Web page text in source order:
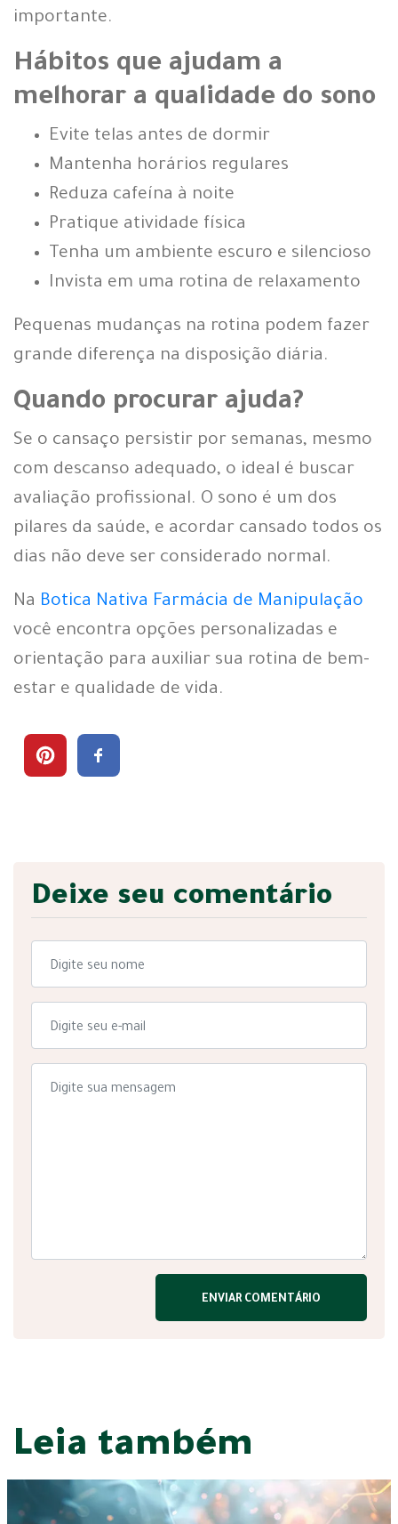
importante.
Hábitos que ajudam a
melhorar a qualidade do sono
Evite telas antes de dormir
Mantenha horários regulares
Reduza cafeína à noite
Pratique atividade física
Tenha um ambiente escuro e silencioso
Invista em uma rotina de relaxamento
Pequenas mudanças na rotina podem fazer
grande diferença na disposição diária.
Quando procurar ajuda?
Se o cansaço persistir por semanas, mesmo
com descanso adequado, o ideal é buscar
avaliação profissional. O sono é um dos
pilares da saúde, e acordar cansado todos os
dias não deve ser considerado normal.
Na Botica Nativa Farmácia de Manipulação
você encontra opções personalizadas e
orientação para auxiliar sua rotina de bem-
estar e qualidade de vida.
Deixe seu comentário
Leia também